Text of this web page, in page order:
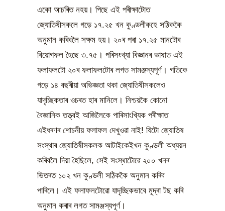
একো আচৰিত নহয়। পিছে এই পৰীক্ষাটোত
জ্যোতিষীসকলে গড়ে ১৭.২৫ খন কুণ্ডলীকহে সঠিককৈ
অনুমান কৰিবলৈ সক্ষম হয়। ২০ৰ পৰা ১৭.২৫ মানটোৰ
বিয়োগফল হৈছে ৩.৭৫। পৰিসংখ্যা বিজ্ঞানৰ ভাষাত এই
ফলাফলটো ২০ৰ ফলাফলটোৰ লগত সামঞ্জস্যপূৰ্ণ। গতিকে
গড়ে ১৪ বছৰীয়া অভিজ্ঞতা থকা জ্যোতিষীসকলেও
যাদৃচ্ছিকতাৰ ওচৰত হাৰ মানিলে। নিশ্চয়কৈ কোনো
বৈজ্ঞানিক তত্ত্বই আজিলৈকে পাৰিসাংখ্যিক পৰীক্ষাত
এইধৰণৰ শোচনীয় ফলাফল দেখুওৱা নাই! যিটো জ্যোতিষ
সংস্থাৰ জ্যোতিষীসকলক আটাইকেইখন কুণ্ডলী অধ্যয়ন
কৰিবলৈ দিয়া হৈছিলে, সেই সংস্থাটোৱে ২০০ খনৰ
ভিতৰত ১০২ খন কুণ্ডলী সঠিককৈ অনুমান কৰিব
পাৰিলে। এই ফলাফলটোৱো যাদৃচ্ছিকভাবে মূদ্ৰা টছ কৰি
অনুমান কৰাৰ লগত সামঞ্জস্যপূৰ্ণ।